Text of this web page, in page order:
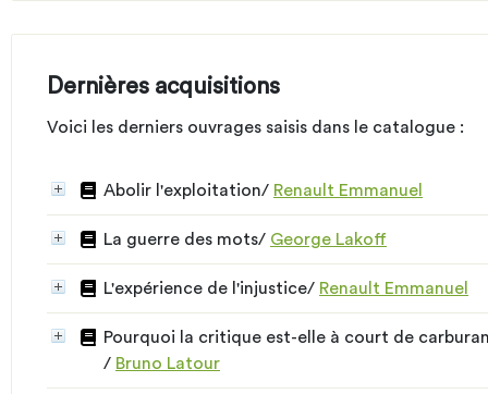
Dernières acquisitions
Voici les derniers ouvrages saisis dans le catalogue :
Abolir l'exploitation/ Renault Emmanuel
La guerre des mots/ George Lakoff
L'expérience de l'injustice/ Renault Emmanuel
Pourquoi la critique est-elle à court de
/ Bruno Latour